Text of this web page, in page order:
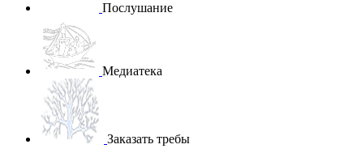
Послушание
Медиатека
Заказать требы